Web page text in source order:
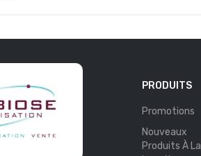
PRODUITS
Promotions
Nouveaux
Produits À La